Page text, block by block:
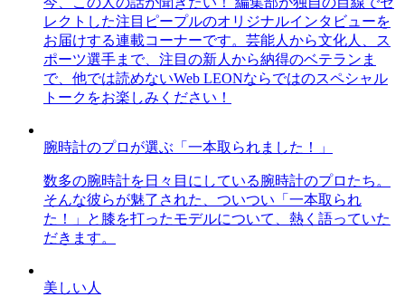
レクトした注目ピープルのオリジナルインタビューを
お届けする連載コーナーです。芸能人から文化人、ス
ポーツ選手まで、注目の新人から納得のベテランま
で、他では読めないWeb LEONならではのスペシャル
トークをお楽しみください！
腕時計のプロが選ぶ「一本取られました！」
数多の腕時計を日々目にしている腕時計のプロたち。
そんな彼らが魅了された、ついつい「一本取られ
た！」と膝を打ったモデルについて、熱く語っていた
だきます。
美しい人